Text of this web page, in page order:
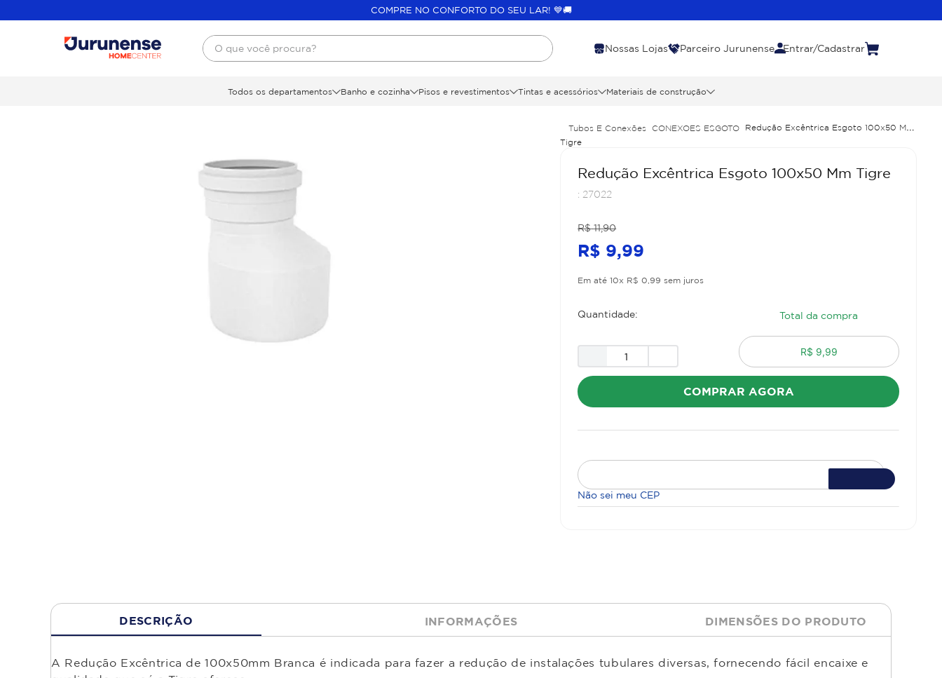
COMPRE NO CONFORTO DO SEU LAR! 💙🚚
O que você procura?
Nossas Lojas Parceiro Jurunense Entrar/Cadastrar
Todos os departamentos Banho e cozinha Pisos e revestimentos Tintas e acessórios Materiais de construção
Tubos E Conexões CONEXOES ESGOTO
Redução Excêntrica Esgoto 100x50 Mm
Tigre
Redução Excêntrica Esgoto 100x50 Mm Tigre
: 27022
R$ 11,90
R$ 9,99
Em até10x R$ 0 ,99 sem juros
Quantidade: Total da compra
R$ 9,99
COMPRAR AGORA
Não sei meu CEP
DESCRIÇÃO INFORMAÇÕES DIMENSÕES DO PRODUTO
A Redução Excêntrica de 100x50mm Branca é indicada para fazer a redução de instalações tubulares diversas, fornecendo fácil encaixe e